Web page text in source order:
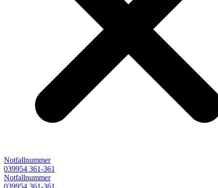
Notfallnummer
039954 361-361
Notfallnummer
039954 361-361